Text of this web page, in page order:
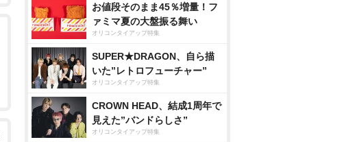
お値段そのまま45％増量！フ
ァミマ夏の大盤振る舞い
オリコンタイアップ特集
SUPER★DRAGON、自ら描
いた”レトロフューチャー”
オリコンタイアップ特集
CROWN HEAD、結成1周年で
見えた”バンドらしさ”
オリコンタイアップ特集